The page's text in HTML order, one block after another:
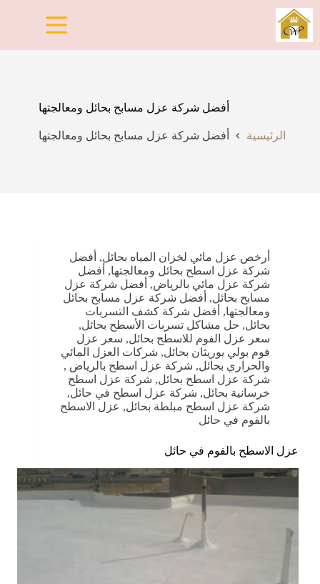
التجاوز
إلى
المحتوى
أفضل شركة عزل مسابح بحائل ومعالجتها
الرئيسية أفضل شركة عزل مسابح بحائل ومعالجتها
أرخص عزل مائي لخزان المياه بحائل, أفضل
شركة عزل اسطح بحائل ومعالجتها, أفضل
شركة عزل مائي بالرياض, أفضل شركة عزل
مسابح بحائل, أفضل شركة عزل مسابح بحائل
ومعالجتها, أفضل شركة كشف التسربات
بحائل, حل مشاكل تسربات الأسطح بحائل,
سعر عزل الفوم للاسطح بحائل, سعر عزل
فوم بولي يوريثان بحائل, شركات العزل المائي
والحراري بحائل, شركة عزل اسطح بالرياض ,
شركة عزل اسطح بحائل, شركة عزل اسطح
خرسانية بحائل, شركة عزل اسطح في حائل,
شركة عزل اسطح مبلطة بحائل, عزل الاسطح
بالفوم في حائل
عزل الاسطح بالفوم في حائل